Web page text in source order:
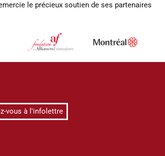
le précieux soutien de ses partenaires
vous à l'infolettre